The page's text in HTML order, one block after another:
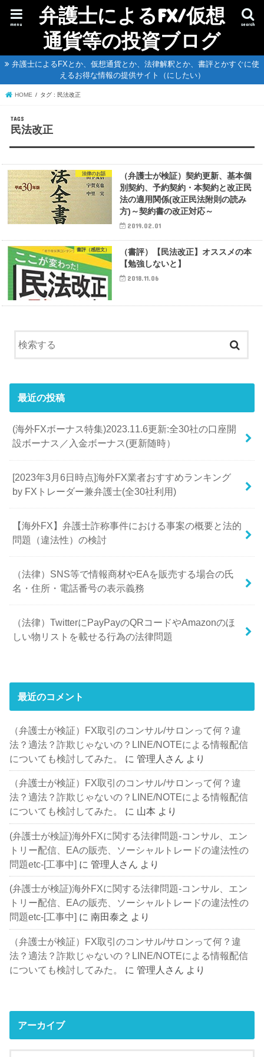
弁護士によるFX/仮想
通貨等の投資ブログ
search
menu
弁護士によるFXとか、仮想通貨とか、法律解釈とか、書評とかすぐに使
えるお得な情報の提供サイト（にしたい）
HOME タグ : 民法改正
民法改正
法律のお話
（弁護士が検証）契約更新、基本個
別契約、予約契約・本契約と改正民
法の適用関係(改正民法附則の読み
方)～契約書の改正対応～
2019.02.01
書評（感想文）
（書評）【民法改正】オススメの本
【勉強しないと】
2018.11.06
最近の投稿
(海外FXボーナス特集)2023.11.6更新:全30社の口座開
設ボーナス／入金ボーナス(更新随時）
[2023年3月6日時点]海外FX業者おすすめランキング
by FXトレーダー兼弁護士(全30社利用)
【海外FX】弁護士詐称事件における事案の概要と法的
問題（違法性）の検討
（法律）SNS等で情報商材やEAを販売する場合の氏
名・住所・電話番号の表示義務
（法律）TwitterにPayPayのQRコードやAmazonのほ
しい物リストを載せる行為の法律問題
最近のコメント
（弁護士が検証）FX取引のコンサル/サロンって何？違
法？適法？詐欺じゃないの？LINE/NOTEによる情報配信
についても検討してみた。
に管理人さん より
（弁護士が検証）FX取引のコンサル/サロンって何？違
法？適法？詐欺じゃないの？LINE/NOTEによる情報配信
についても検討してみた。
に 山本 より
(弁護士が検証)海外FXに関する法律問題-コンサル、エン
トリー配信、EAの販売、ソーシャルトレードの違法性の
問題etc-[工事中] に管理人さん より
(弁護士が検証)海外FXに関する法律問題-コンサル、エン
トリー配信、EAの販売、ソーシャルトレードの違法性の
問題etc-[工事中] に南田泰之 より
（弁護士が検証）FX取引のコンサル/サロンって何？違
法？適法？詐欺じゃないの？LINE/NOTEによる情報配信
についても検討してみた。
に管理人さん より
アーカイブ